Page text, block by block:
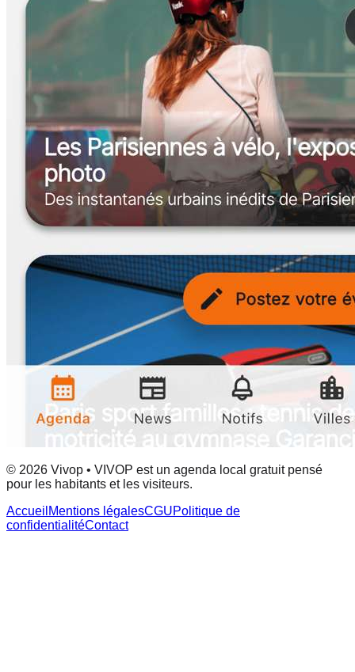
© 2026 Vivop • VIVOP est un agenda local gratuit pensé
pour les habitants et les visiteurs.
Accueil Mentions légalesCGUPolitique de
confidentialitéContact